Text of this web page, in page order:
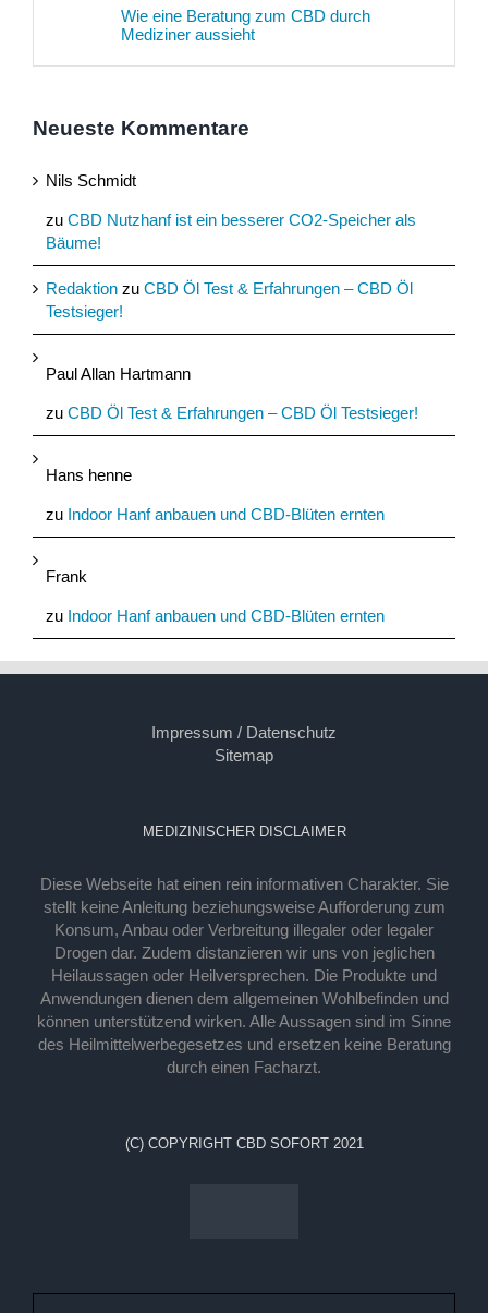
Wie eine Beratung zum CBD durch
Mediziner aussieht
Neueste Kommentare
Nils Schmidt
zu CBD Nutzhanf ist ein besserer CO2-Speicher als
Bäume!
Redaktion zu CBD Öl Test & Erfahrungen – CBD Öl
Testsieger!
Paul Allan Hartmann
zu CBD Öl Test & Erfahrungen – CBD Öl Testsieger!
Hans henne
zu Indoor Hanf anbauen und CBD-Blüten ernten
Frank
zu Indoor Hanf anbauen und CBD-Blüten ernten
Impressum / Datenschutz
Sitemap
MEDIZINISCHER DISCLAIMER
Diese Webseite hat einen rein informativen Charakter. Sie
stellt keine Anleitung beziehungsweise Aufforderung zum
Konsum, Anbau oder Verbreitung illegaler oder legaler
Drogen dar. Zudem distanzieren wir uns von jeglichen
Heilaussagen oder Heilversprechen. Die Produkte und
Anwendungen dienen dem allgemeinen Wohlbefinden und
können unterstützend wirken. Alle Aussagen sind im Sinne
des Heilmittelwerbegesetzes und ersetzen keine Beratung
durch einen Facharzt.
(C) COPYRIGHT CBD SOFORT 2021